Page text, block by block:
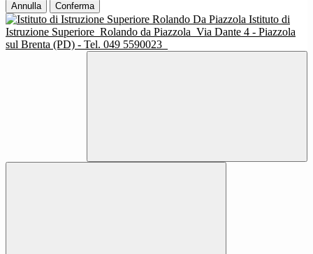
Annulla Conferma
Istituto di
Istruzione Superiore Rolando da Piazzola Via Dante 4 - Piazzola
sul Brenta (PD) - Tel. 049 5590023